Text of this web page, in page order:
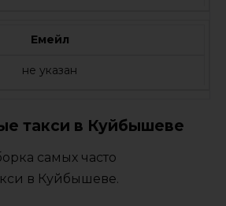
Емейл
не указан
такси в Куйбышеве
самых часто
в Куйбышеве.